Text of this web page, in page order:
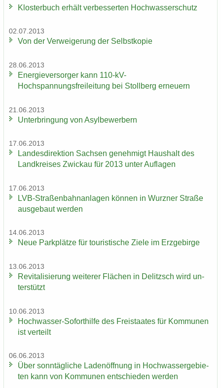
Klos­ter­buch er­hält ver­bes­ser­ten Hoch­was­ser­schutz
02.07.2013
Von der Ver­wei­ge­rung der Selbst­ko­pie
28.06.2013
En­er­gie­ver­sor­ger kann 110-​kV-
Hochspannungsfreileitung bei Stoll­berg er­neu­ern
21.06.2013
Un­ter­brin­gung von Asyl­be­wer­bern
17.06.2013
Lan­des­di­rek­ti­on Sach­sen ge­neh­migt Haus­halt des
Land­krei­ses Zwi­ckau für 2013 unter Auf­la­gen
17.06.2013
LVB-​Straßenbahnanlagen kön­nen in Wurz­ner Stra­ße
aus­ge­baut wer­den
14.06.2013
Neue Park­plät­ze für tou­ris­ti­sche Ziele im Erz­ge­bir­ge
13.06.2013
Re­vi­ta­li­sie­rung wei­te­rer Flä­chen in De­litzsch wird un­
ter­stützt
10.06.2013
Hochwasser-​Soforthilfe des Frei­staa­tes für Kom­mu­nen
ist ver­teilt
06.06.2013
Über sonn­täg­li­che La­den­öff­nung in Hoch­was­ser­ge­bie­
ten kann von Kom­mu­nen ent­schie­den wer­den